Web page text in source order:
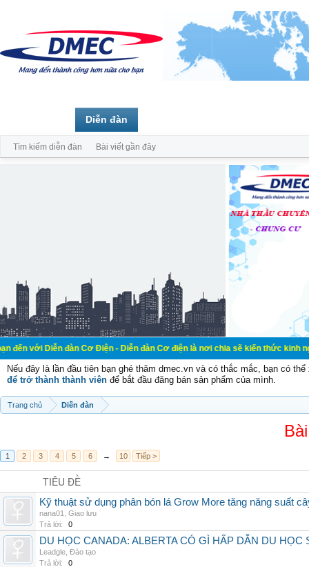
đàn Cơ Điện - Diễn đàn Cơ điện là nơi chia sẽ kiến thức kinh nghiệm
Nếu đây là lần đầu tiên bạn ghé thăm dmec.vn và có thắc mắc, bạn có
để trở thành thành viên để bắt đầu đăng bán sản phẩm của mình.
Trang chủ Diễn đàn
1 2 3 4 5 6 → 10 Tiếp >
TIÊU ĐỀ
Kỹ thuật sử dụng phân bón lá Grow More tăng năng suất
nana01
Giao lưu
Trả lời:
0
DU HỌC CANADA: ALBERTA CÓ GÌ HẤP DẪN DU HỌC
Leadgle Đào tạo
Trả lời:
0
Diễn đàn
Tìm kiếm diễn đàn Bài viết gần đây